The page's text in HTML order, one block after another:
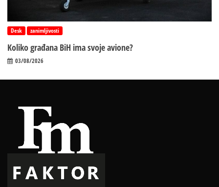
Desk zanimljivosti
Koliko građana BiH ima svoje avione?
03/08/2026